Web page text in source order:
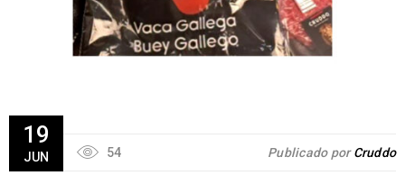
19
JUN 54 Publicado porCruddo